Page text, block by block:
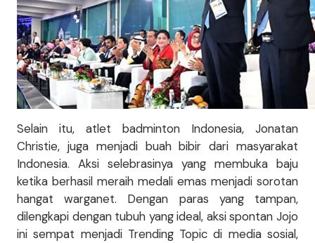
Selain itu, atlet badminton Indonesia, Jonatan
Christie, juga menjadi buah bibir dari masyarakat
Indonesia. Aksi selebrasinya yang membuka baju
ketika berhasil meraih medali emas menjadi sorotan
hangat warganet. Dengan paras yang tampan,
dilengkapi dengan tubuh yang ideal, aksi spontan Jojo
ini sempat menjadi Trending Topic di media sosial,